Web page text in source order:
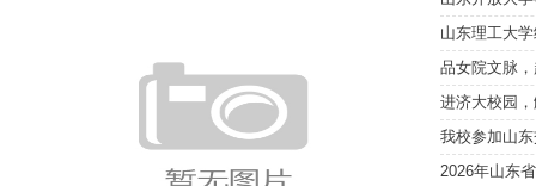
2026年山东